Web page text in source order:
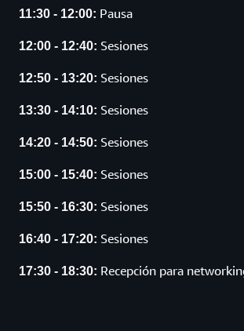
11:30 - 12:00: Pausa
12:00 - 12:40: Sesiones
12:50 - 13:20: Sesiones
13:30 - 14:10: Sesiones
14:20 - 14:50: Sesiones
15:00 - 15:40: Sesiones
15:50 - 16:30: Sesiones
16:40 - 17:20: Sesiones
17:30 - 18:30: Recepción para